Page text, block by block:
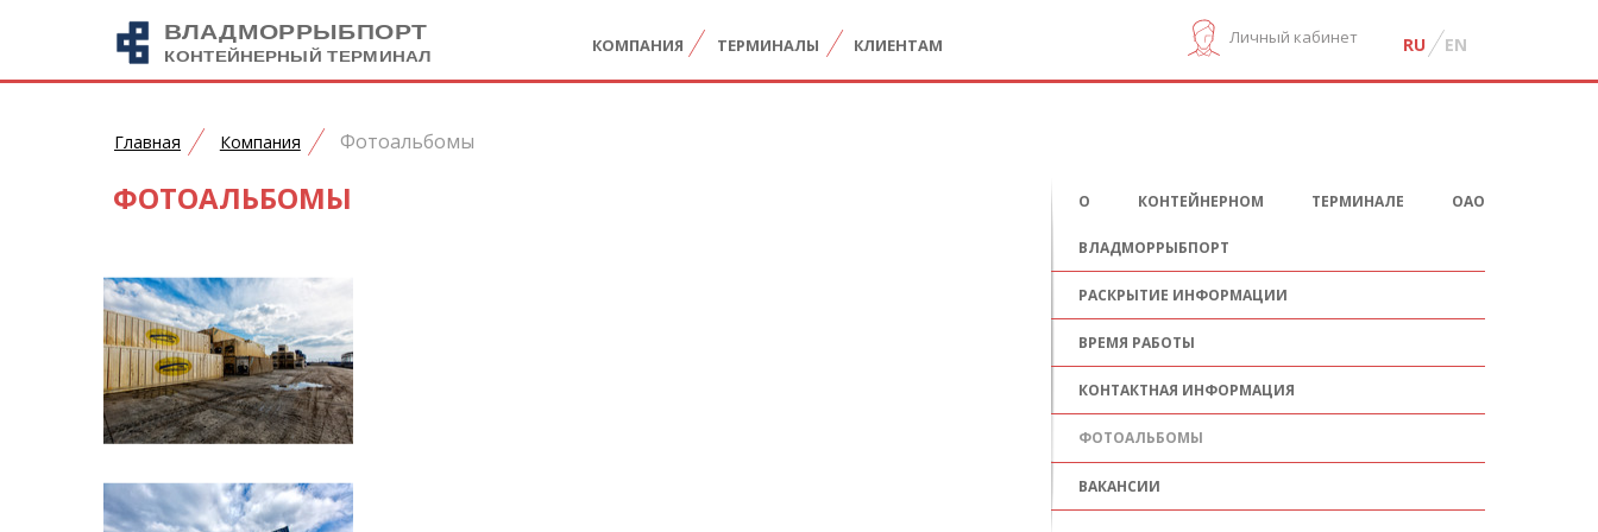
КОМПАНИЯ ТЕРМИНАЛЫ КЛИЕНТАМ Личный кабинет RU EN
Главная Компания Фотоальбомы
ФОТОАЛЬБОМЫ О КОНТЕЙНЕРНОМ ТЕРМИНАЛЕ ОАО
ВЛАДМОРРЫБПОРТ
РАСКРЫТИЕ ИНФОРМАЦИИ
ВРЕМЯ РАБОТЫ
КОНТАКТНАЯ ИНФОРМАЦИЯ
ФОТОАЛЬБОМЫ
ВАКАНСИИ